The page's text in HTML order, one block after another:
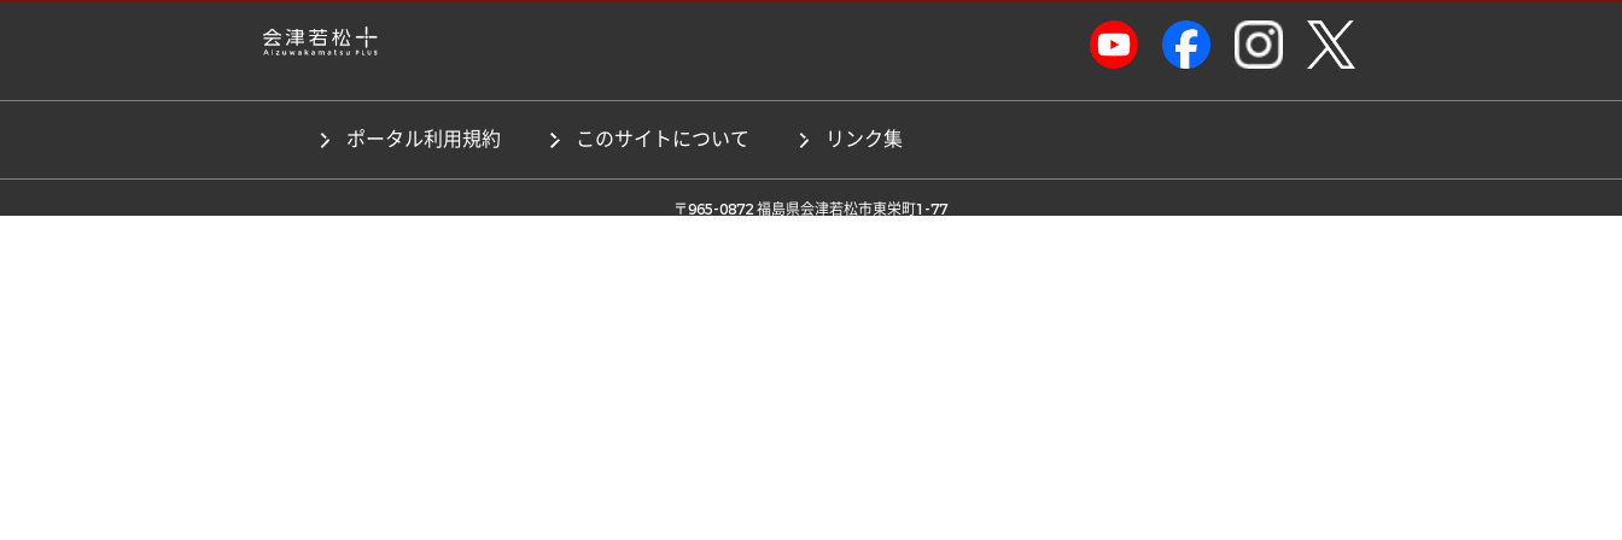
ポータル利用規約 このサイトについて リンク集
〒965-0872 福島県会津若松市東栄町1-77